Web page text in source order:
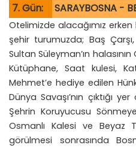
7. Gün: SARAYBOSNA -
Otelimizde alacağımız
şehir turumuzda; Baş
Sultan Süleyman’ın
Kütüphane, Saat kulesi,
Mehmet’e hediye edilen
Dünya Savaşı’nın çıktığı
Şehrin Koruyucusu
Osmanlı Kalesi ve Beyaz
görülmesi sonrasında